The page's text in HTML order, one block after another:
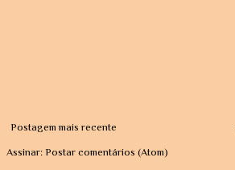
Postagem mais recente
Assinar: Postar comentários (Atom)